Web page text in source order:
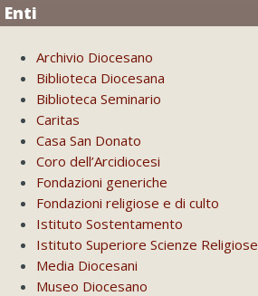
Enti
Archivio Diocesano
Biblioteca Diocesana
Biblioteca Seminario
Caritas
Casa San Donato
Coro dell’Arcidiocesi
Fondazioni generiche
Fondazioni religiose e di culto
Istituto Sostentamento
Istituto Superiore Scienze Religiose
Media Diocesani
Museo Diocesano